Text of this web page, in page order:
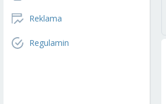
Reklama
Regulamin